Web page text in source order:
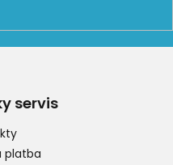
servis
platba